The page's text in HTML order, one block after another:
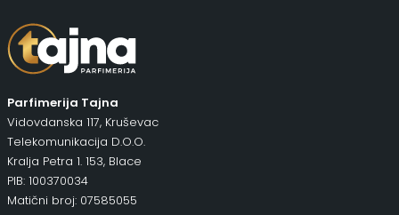
Parfimerija Tajna
Vidovdanska 117, Kruševac
Telekomunikacija D.O.O.
Kralja Petra 1. 153, Blace
PIB: 100370034
Matični broj: 07585055